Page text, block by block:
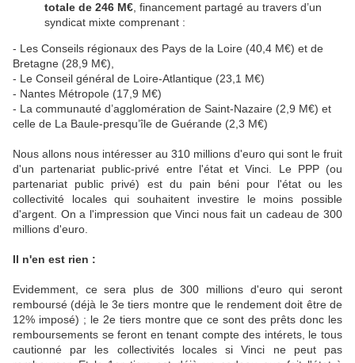
totale de 246 M€ , financement partagé au travers d’un
syndicat mixte comprenant :
- Les Conseils régionaux des Pays de la Loire (40,4 M€) et de
Bretagne (28,9 M€),
- Le Conseil général de Loire-Atlantique (23,1 M€)
- Nantes Métropole (17,9 M€)
- La communauté d’agglomération de Saint-Nazaire (2,9 M€) et
celle de La Baule-presqu’île de Guérande (2,3 M€)
Nous allons nous intéresser au 310 millions d'euro qui sont le fruit
d'un partenariat public-privé entre l'état et Vinci. Le PPP (ou
partenariat public privé) est du pain béni pour l'état ou les
collectivité locales qui souhaitent investire le moins possible
d'argent. On a l'impression que Vinci nous fait un cadeau de 300
millions d'euro.
Il n'en est rien :
Evidemment, ce sera plus de 300 millions d'euro qui seront
remboursé (déjà le 3e tiers montre que le rendement doit être de
12% imposé) ; le 2e tiers montre que ce sont des prêts donc les
remboursements se feront en tenant compte des intérets, le tous
cautionné par les collectivités locales si Vinci ne peut pas